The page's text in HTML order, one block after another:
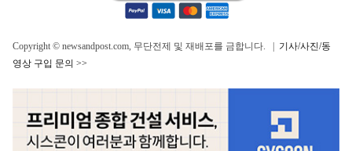
Copyright © newsandpost.com, 무단전제 및 재배포를 금합니다. | 기사/사진/동
영상 구입 문의 >>